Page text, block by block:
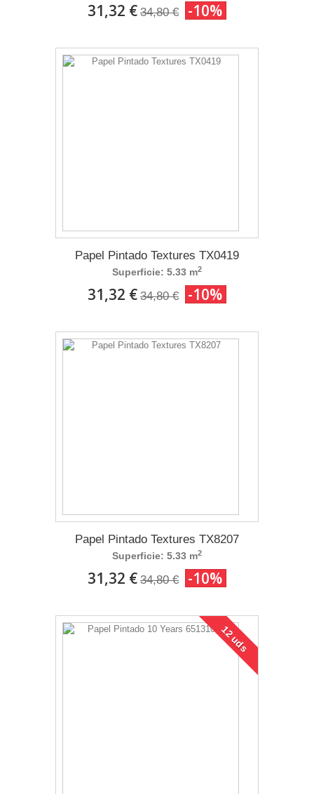
31,32 € 34,80 € -10%
Papel Pintado Textures TX0419
Superficie: 5.33 m2
31,32 € 34,80 € -10%
Papel Pintado Textures TX8207
Superficie: 5.33 m2
31,32 € 34,80 € -10%
12 uds